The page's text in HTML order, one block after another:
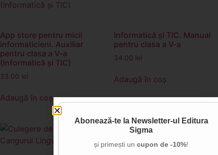
App store pentru micii
informaticieni. Auxiliar
pentru clasa a V-a
(Informatică și TIC)
33.00 lei
Adaugă în coș
Informatică și TIC. Manual
pentru clasa a V-a
34.00 lei
Adaugă în coș
Abonează-te la Newsletter-ul Editura
Sigma
și primești un cupon de -10%!